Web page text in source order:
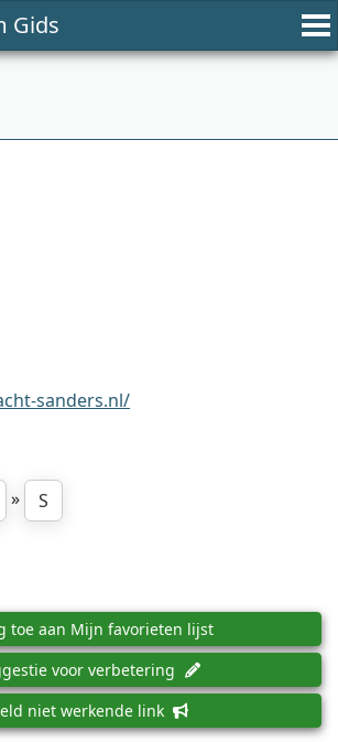
Gids
sanders.nl/
» S
toe aan Mijn favorieten lijst
voor verbetering
niet werkende link